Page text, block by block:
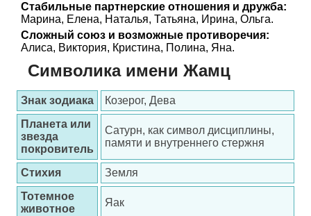
Стабильные партнерские отношения и дружба:
Марина, Елена, Наталья, Татьяна, Ирина, Ольга.
Сложный союз и возможные противоречия:
Алиса, Виктория, Кристина, Полина, Яна.
Символика имени Жамц
Знак зодиака
Козерог, Дева
Планета или
звезда
покровитель
Сатурн, как символ дисциплины,
памяти и внутреннего стержня
Стихия
Земля
Тотемное
животное
Яак